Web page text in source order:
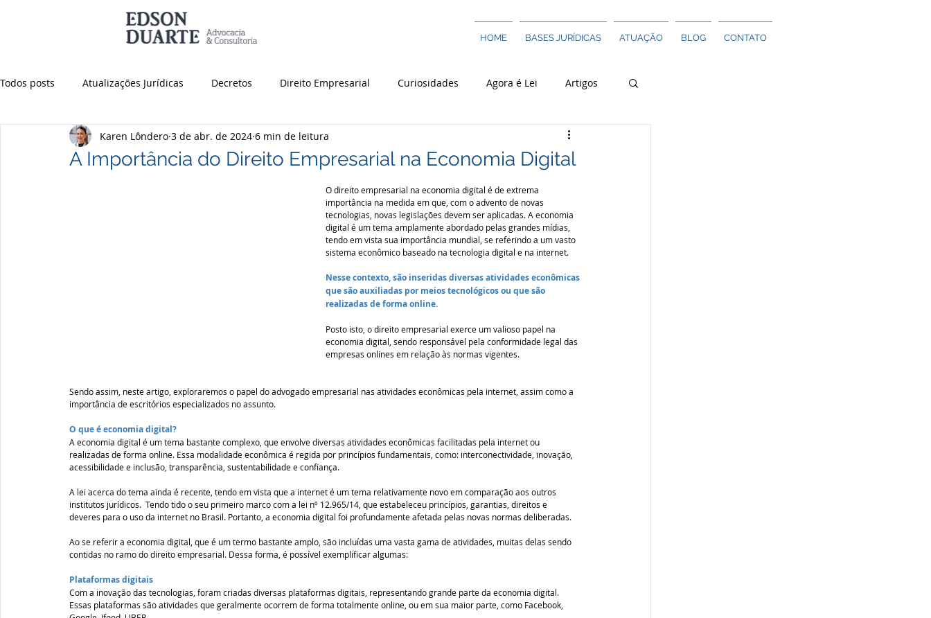
HOME BASES JURÍDICAS ATUAÇÃO BLOG CONTATO
Todos posts Atualizações Jurídicas Decretos Direito Empresarial Curiosidades Agora é Lei Artigos
Consultoria Empresarial Compliance Planejamento Tributário
A Importância do Direito Empresarial na Economia Digital
Karen Lôndero 3 de abr. de 2024 6 min de leitura
O direito empresarial na economia digital é de extrema
importância na medida em que, com o advento de novas
tecnologias, novas legislações devem ser aplicadas. A economia
digital é um tema amplamente abordado pelas grandes mídias,
tendo em vista sua importância mundial, se referindo a um vasto
sistema econômico baseado na tecnologia digital e na internet.
Nesse contexto, são inseridas diversas atividades econômicas
que são auxiliadas por meios tecnológicos ou que são
realizadas de forma online.
Posto isto, o direito empresarial exerce um valioso papel na
economia digital, sendo responsável pela conformidade legal das
empresas onlines em relação às normas vigentes.
Sendo assim, neste artigo, exploraremos o papel do advogado empresarial nas atividades econômicas pela internet, assim como a
importância de escritórios especializados no assunto.
O que é economia digital?
A economia digital é um tema bastante complexo, que envolve diversas atividades econômicas facilitadas pela internet ou
realizadas de forma online. Essa modalidade econômica é regida por princípios fundamentais, como: interconectividade, inovação,
acessibilidade e inclusão, transparência, sustentabilidade e confiança.
A lei acerca do tema ainda é recente, tendo em vista que a internet é um tema relativamente novo em comparação aos outros
institutos jurídicos.  Tendo tido o seu primeiro marco com a lei nº 12.965/14, que estabeleceu princípios, garantias, direitos e
deveres para o uso da internet no Brasil. Portanto, a economia digital foi profundamente afetada pelas novas normas deliberadas.
Ao se referir a economia digital, que é um termo bastante amplo, são incluídas uma vasta gama de atividades, muitas delas sendo
contidas no ramo do direito empresarial. Dessa forma, é possível exemplificar algumas:
Plataformas digitais
Com a inovação das tecnologias, foram criadas diversas plataformas digitais, representando grande parte da economia digital.
Essas plataformas são atividades que geralmente ocorrem de forma totalmente online, ou em sua maior parte, como Facebook,